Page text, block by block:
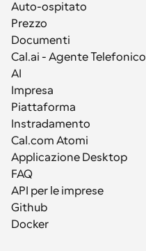
Auto-ospitato
Prezzo
Documenti
Cal.ai - Agente Telefonico
AI
Impresa
Piattaforma
Instradamento
Cal.com Atomi
Applicazione Desktop
FAQ
API per le imprese
Github
Docker